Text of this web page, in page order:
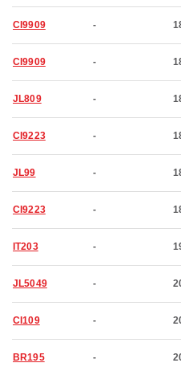
CI9909 -
CI9909 -
JL809 -
CI9223 -
JL99 -
CI9223 -
IT203 -
JL5049 -
CI109 -
BR195 -